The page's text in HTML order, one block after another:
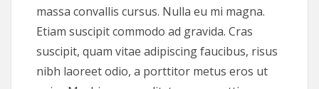
massa convallis cursus. Nulla eu mi magna.
Etiam suscipit commodo ad gravida. Cras
suscipit, quam vitae adipiscing faucibus, risus
nibh laoreet odio, a porttitor metus eros ut